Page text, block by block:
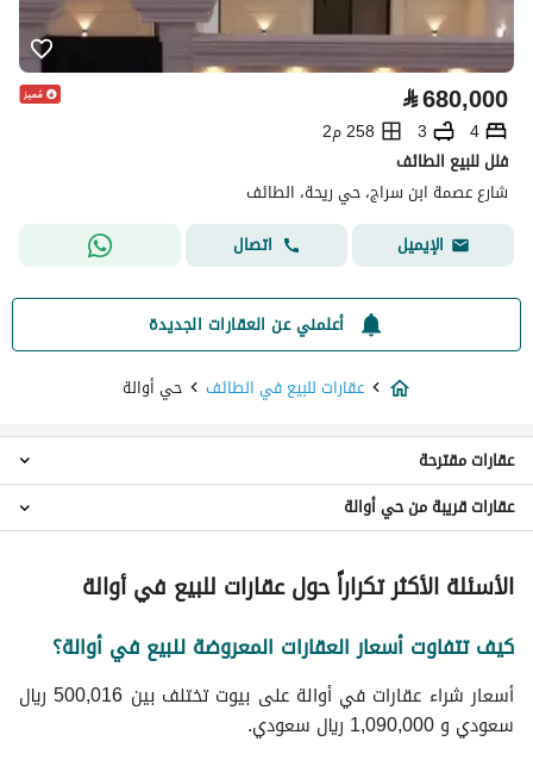
⃁680,000
4
3
258 م2
فلل للبيع الطائف
شارع عصمة ابن سراج، حي ريحة، الطائف
الإيميل
اتصال
أعلمني عن العقارات الجديدة
عقارات للبيع في الطائف
حي أوالة
اراضي سكنية للبيع في حي أوالة
عقارات مقترحة
عقارات حي بدر
عقارات حي الحوية
عقارات حي المعترض
عقارات حي سلطانة
عقارات حي وادي الشرب
عقارات قريبة من حي أوالة
الأسئلة الأكثر تكراراً حول عقارات للبيع في أوالة
كيف تتفاوت أسعار العقارات المعروضة للبيع في أوالة؟
أسعار شراء عقارات في أوالة على بيوت تختلف بين 500,016 ريال
سعودي و 1,090,000 ريال سعودي.